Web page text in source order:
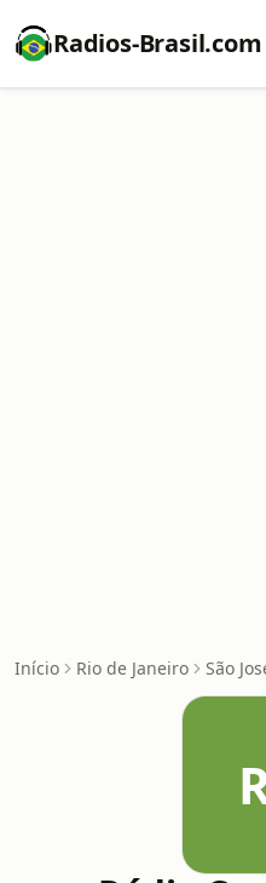
Radios-Brasil.com
Início Rio de Janeiro São